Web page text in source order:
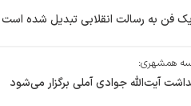
فن به رسالت انقلابی تبدیل شده است
همشهری:
آیت‌الله جوادی آملی برگزار می‌شود